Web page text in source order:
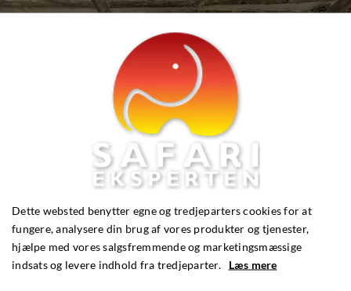
Dette websted benytter egne og tredjeparters cookies for at
fungere, analysere din brug af vores produkter og tjenester,
hjælpe med vores salgsfremmende og marketingsmæssige
indsats og levere indhold fra tredjeparter. Læs mere